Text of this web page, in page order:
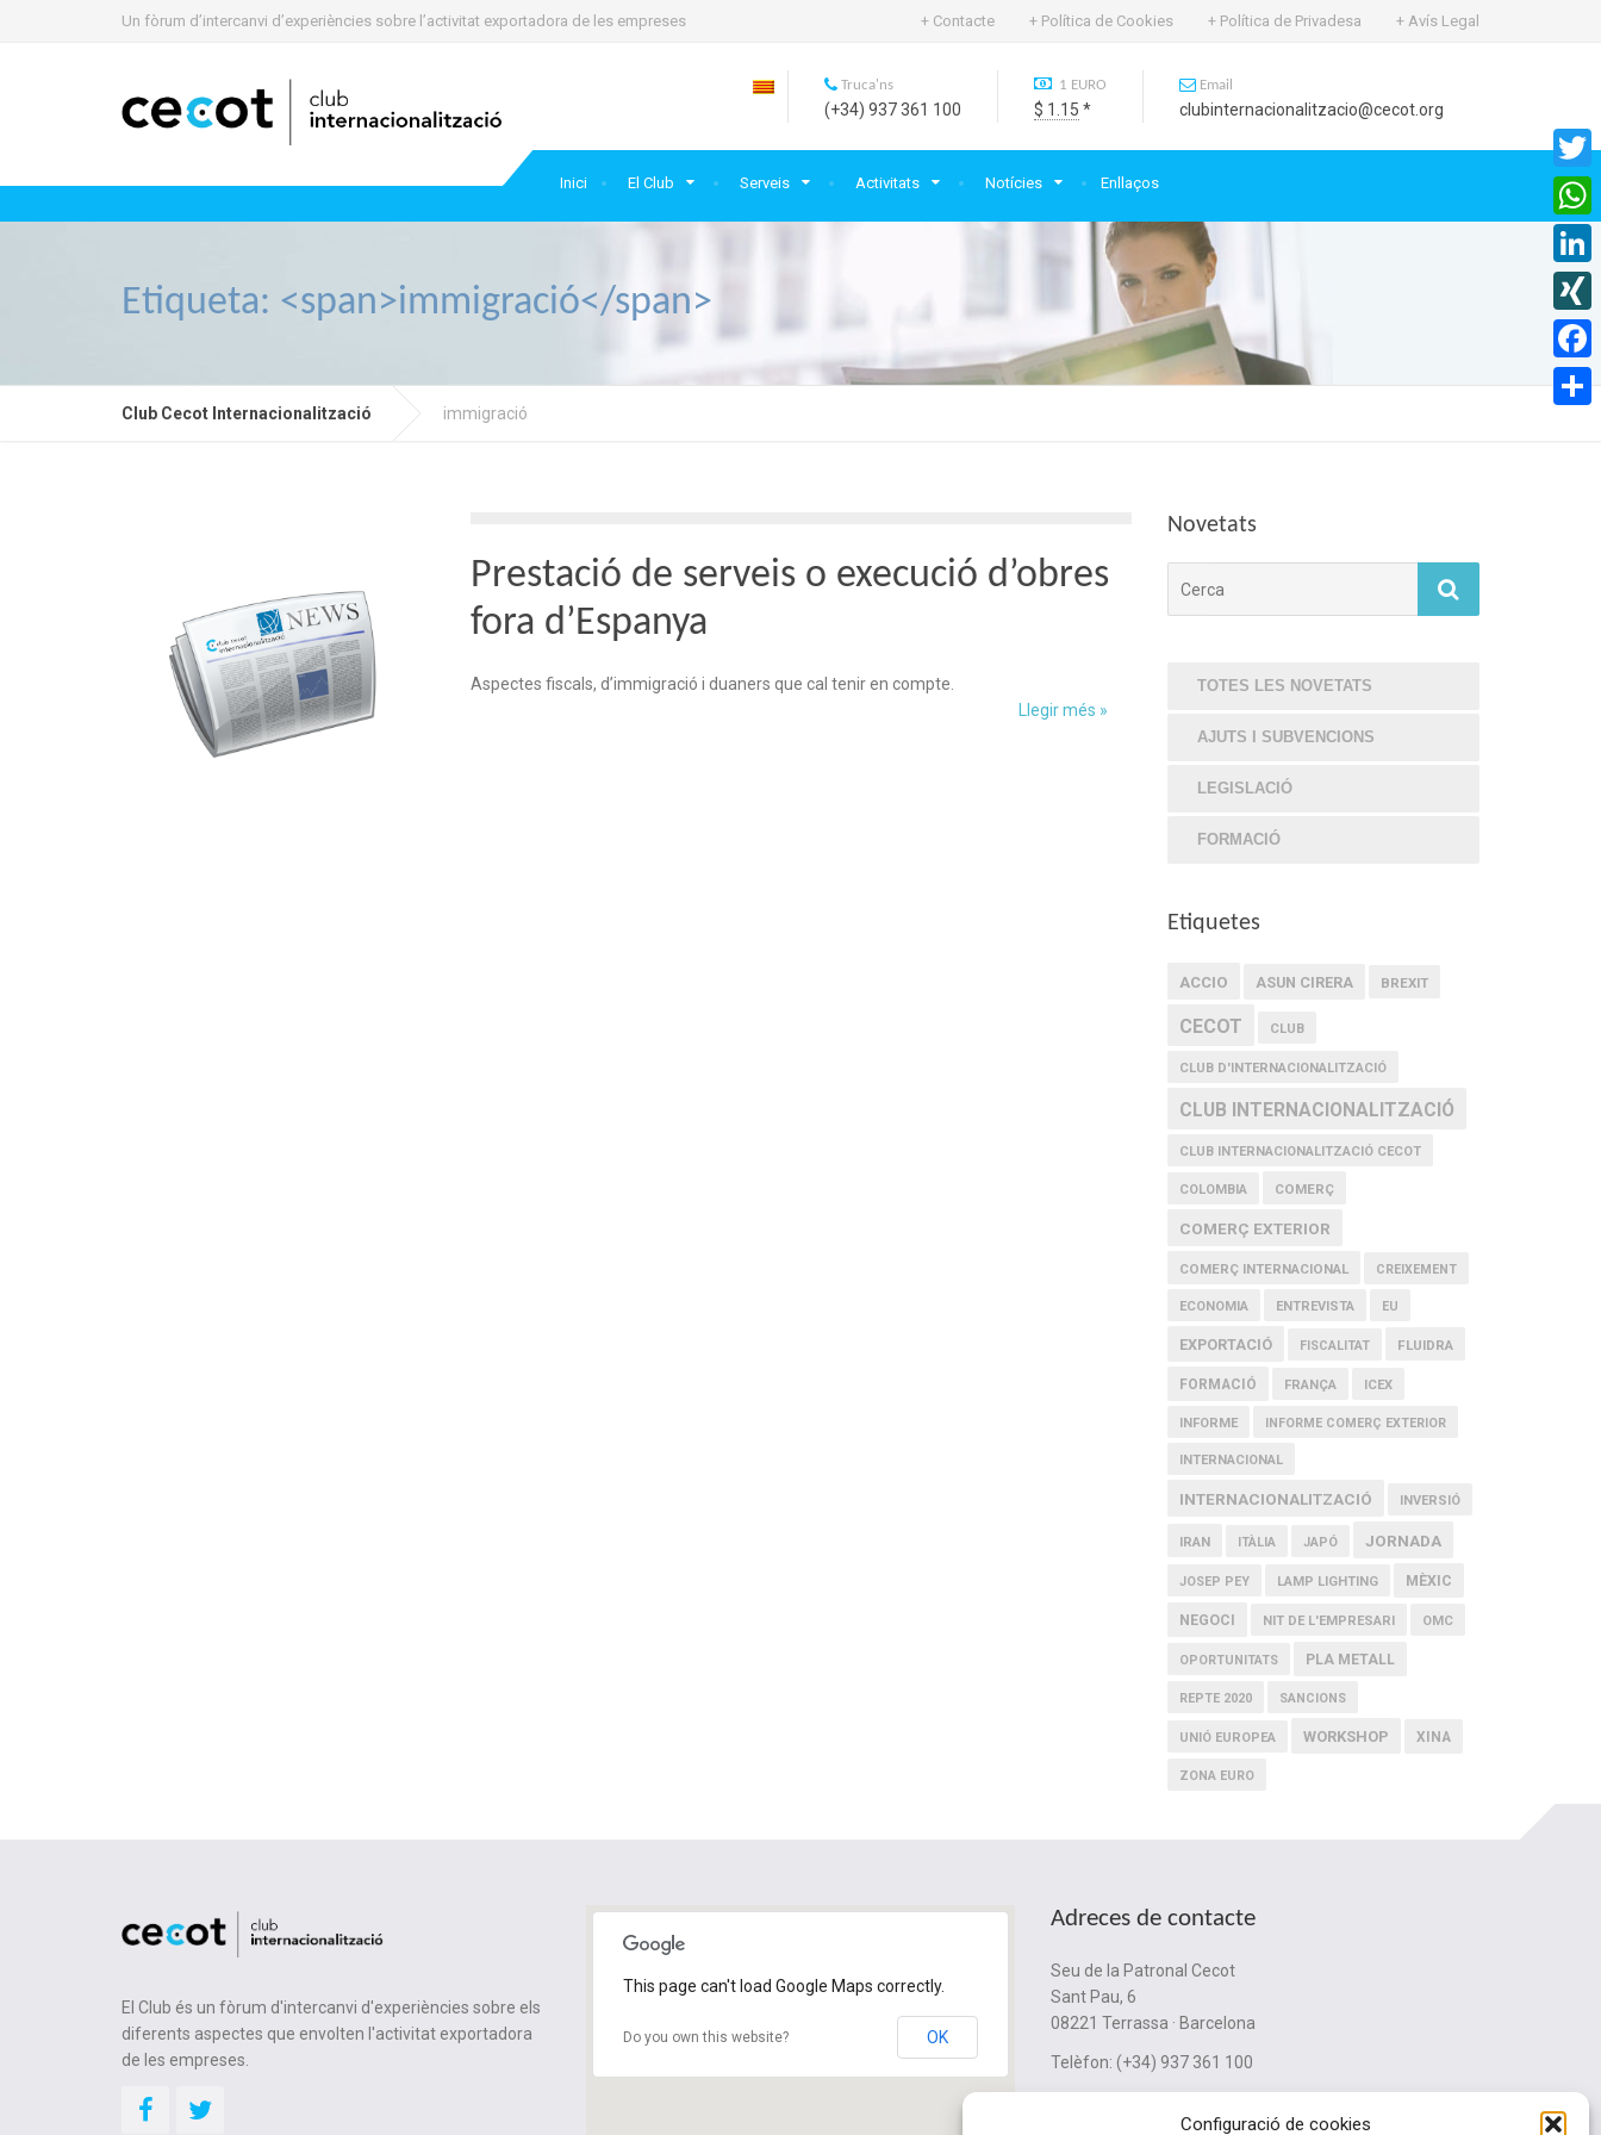
Configuració de cookies
Un fòrum d’intercanvi d’experiències sobre l’activitat exportadora de les empreses + Contacte + Política de Cookies + Política de Privadesa + Avís Legal
Inici El Club Serveis Activitats Notícies Enllaços
Truca'ns
(+34) 937 361 100
1 EURO
$ 1.15 *
Email
clubinternacionalitzacio@cecot.org
Etiqueta: <span>immigració</span>
Club Cecot Internacionalització immigració
Prestació de serveis o execució d’obres
fora d’Espanya
Aspectes fiscals, d’immigració i duaners que cal tenir en compte.
Llegir més »
Novetats
TOTES LES NOVETATS
AJUTS I SUBVENCIONS
LEGISLACIÓ
FORMACIÓ
Etiquetes
ACCIO ASUN CIRERA BREXIT
CECOT CLUB
CLUB D'INTERNACIONALITZACIÓ
CLUB INTERNACIONALITZACIÓ
CLUB INTERNACIONALITZACIÓ CECOT
COLOMBIA COMERÇ
COMERÇ EXTERIOR
COMERÇ INTERNACIONAL CREIXEMENT
ECONOMIA ENTREVISTA EU
EXPORTACIÓ FISCALITAT FLUIDRA
FORMACIÓ FRANÇA ICEX
INFORME INFORME COMERÇ EXTERIOR
INTERNACIONAL
INTERNACIONALITZACIÓ INVERSIÓ
IRAN ITÀLIA JAPÓ JORNADA
JOSEP PEY LAMP LIGHTING MÈXIC
NEGOCI NIT DE L'EMPRESARI OMC
OPORTUNITATS PLA METALL
REPTE 2020 SANCIONS
UNIÓ EUROPEA WORKSHOP XINA
ZONA EURO
El Club és un fòrum d'intercanvi d'experiències sobre els
diferents aspectes que envolten l'activitat exportadora
de les empreses.
This page can't load Google Maps correctly.
Do you own this website? OK
Adreces de contacte
Seu de la Patronal Cecot
Sant Pau, 6
08221 Terrassa · Barcelona
Telèfon: (+34) 937 361 100
XING